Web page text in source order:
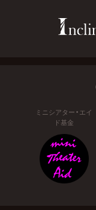
ミニシアター・エイ
ド基金